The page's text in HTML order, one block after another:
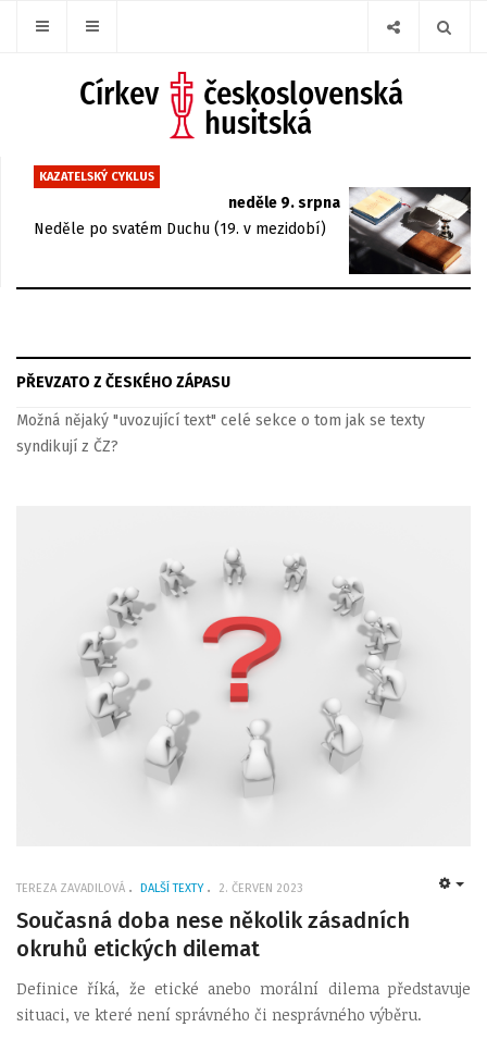
KAZATELSKÝ CYKLUS
neděle 9. srpna
Neděle po svatém Duchu (19. v mezidobí)
PŘEVZATO Z ČESKÉHO ZÁPASU
Možná nějaký "uvozující text" celé sekce o tom jak se texty
syndikují z ČZ?
TEREZA ZAVADILOVÁ DALŠÍ TEXTY 2. ČERVEN 2023
Současná doba nese několik zásadních
okruhů etických dilemat
Definice říká, že etické anebo morální dilema představuje
situaci, ve které není správného či nesprávného výběru.